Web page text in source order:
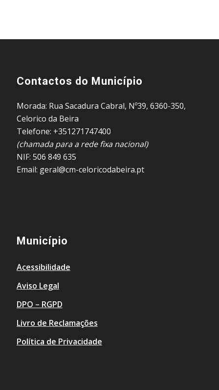
Contactos do Município
Morada: Rua Sacadura Cabral, Nº39, 6360-350,
Celorico da Beira
Telefone: +351271747400
(chamada para a rede fixa nacional)
NIF: 506 849 635
Email: geral@cm-celoricodabeira.pt
Município
Acessibilidade
Aviso Legal
DPO – RGPD
Livro de Reclamações
Política de Privacidade